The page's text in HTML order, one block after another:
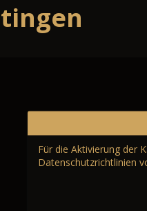
Für die Aktivierung der
Datenschutzrichtlinien